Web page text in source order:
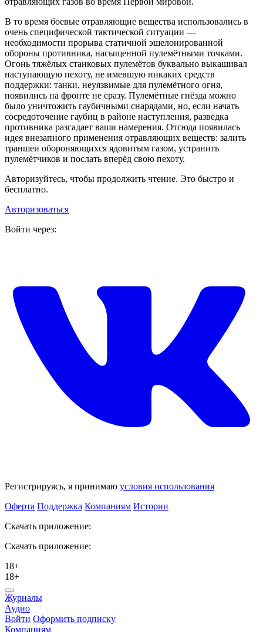
В то время боевые отравляющие вещества использовались в
очень специфической тактической ситуации —
необходимости прорыва статичной эшелонированной
обороны противника, насыщенной пулемётными точками.
Огонь тяжёлых станковых пулемётов буквально выкашивал
наступающую пехоту, не имевшую никаких средств
поддержки: танки, неуязвимые для пулемётного огня,
появились на фронте не сразу. Пулемётные гнёзда можно
было уничтожить гаубичными снарядами, но, если начать
сосредоточение гаубиц в районе наступления, разведка
противника разгадает ваши намерения. Отсюда появилась
идея внезапного применения отравляющих веществ: залить
траншеи обороняющихся ядовитым газом, устранить
пулемётчиков и послать вперёд свою пехоту.
Авторизуйтесь, чтобы продолжить чтение. Это быстро и
бесплатно.
Авторизоваться
Войти через:
Регистрируясь, я принимаю условия использования
Оферта Поддержка Компаниям Истории
Скачать приложение:
Скачать приложение:
18+
18+
Журналы
Аудио
Войти Оформить подписку
Компаниям